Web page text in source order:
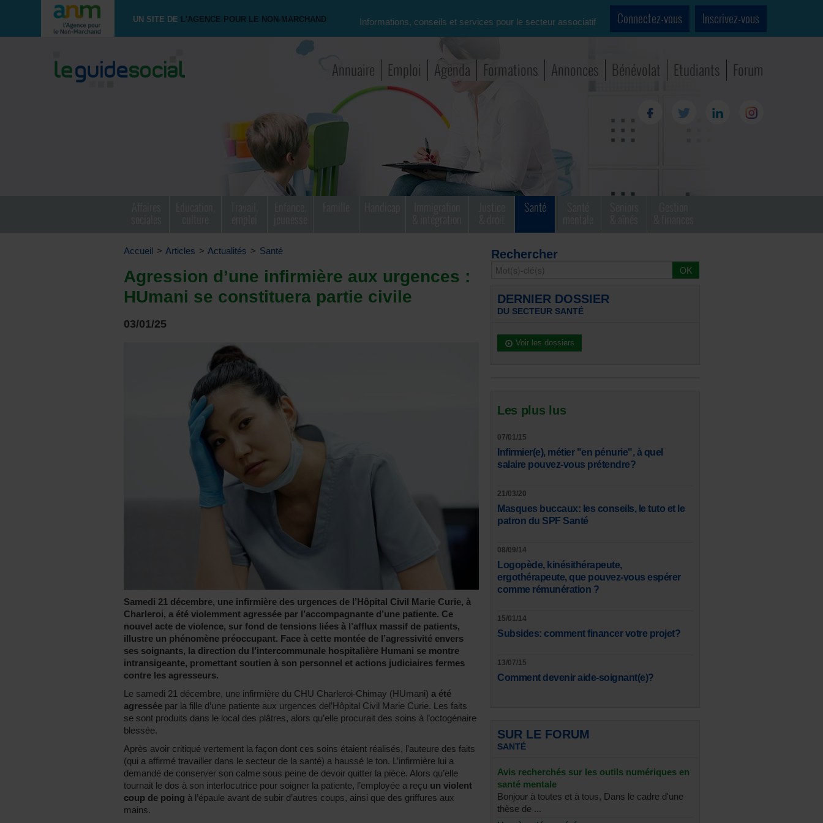
UN SITE DE L'AGENCE POUR LE NON-MARCHAND Informations, conseils et services pour le secteur associatif Connectez-vous Inscrivez-vous
Annuaire Emploi Agenda Formations Annonces Bénévolat Etudiants Forum
Santé
Accueil > Articles > Actualités > Santé
Agression d’une infirmière aux urgences :
HUmani se constituera partie civile
03/01/25
Samedi 21 décembre, une infirmière des urgences de l’Hôpital Civil Marie Curie, à
Charleroi, a été violemment agressée par l’accompagnante d’une patiente. Ce
nouvel acte de violence, sur fond de tensions liées à l’afflux massif de patients,
illustre un phénomène préoccupant. Face à cette montée de l’agressivité envers
ses soignants, la direction du l’intercommunale hospitalière Humani se montre
intransigeante, promettant soutien à son personnel et actions judiciaires fermes
contre les agresseurs.
Le samedi 21 décembre, une infirmière du CHU Charleroi-Chimay (HUmani) a été
agressée par la fille d’une patiente aux urgences del’Hôpital Civil Marie Curie. Les faits
se sont produits dans le local des plâtres, alors qu’elle procurait des soins à l’octogénaire
blessée.
Après avoir critiqué vertement la façon dont ces soins étaient réalisés, l’auteure des faits
(qui a affirmé travailler dans le secteur de la santé) a haussé le ton. L’infirmière lui a
demandé de conserver son calme sous peine de devoir quitter la pièce. Alors qu’elle
tournait le dos à son interlocutrice pour soigner la patiente, l’employée a reçu un violent
coup de poing à l’épaule avant de subir d’autres coups, ainsi que des griffures aux
mains.
Rechercher
DERNIER DOSSIER
DU SECTEUR SANTÉ
Voir les dossiers
Les plus lus
07/01/15
Infirmier(e), métier "en pénurie", à quel
salaire pouvez-vous prétendre?
21/03/20
Masques buccaux: les conseils, le tuto et le
patron du SPF Santé
08/09/14
Logopède, kinésithérapeute,
ergothérapeute, que pouvez-vous espérer
comme rémunération ?
15/01/14
Subsides: comment financer votre projet?
13/07/15
Comment devenir aide-soignant(e)?
SUR LE FORUM
SANTÉ
Avis recherchés sur les outils numériques en
santé mentale
Bonjour à toutes et à tous, Dans le cadre d'une
thèse de ...